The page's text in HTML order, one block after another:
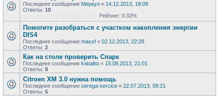
Последнее сообщение Меркул « 14.12.2013, 18:09
Ответы: 10
Рейтинг: 0.32%
Помогите разобраться с участком накопления энергии
DIS4
Последнее сообщение maxxf « 02.12.2013, 22:28
Ответы: 2
Как на столе проверить Спарк
Последнее сообщение kabalist « 15.08.2013, 21:01
Ответы: 8
Citroen XM 3.0 нужна помощь
Последнее сообщение serega-sercice « 22.07.2013, 09:21
Ответы: 5